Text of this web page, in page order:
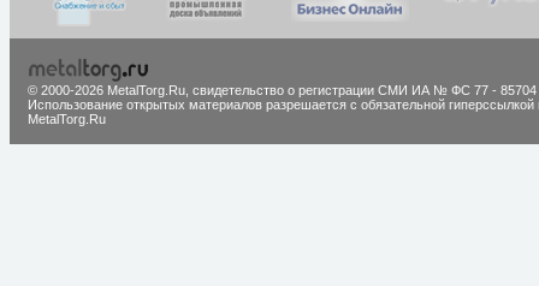
© 2000-2026 MetalTorg.Ru, cвидетельство о регистрации СМИ ИА № ФС 77 - 85704
Использование открытых материалов разрешается с обязательной гиперссылкой
MetalTorg.Ru